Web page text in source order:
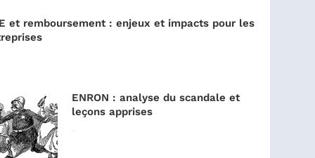
et remboursement : enjeux et impacts pour les
ENRON : analyse du scandale et
leçons apprises